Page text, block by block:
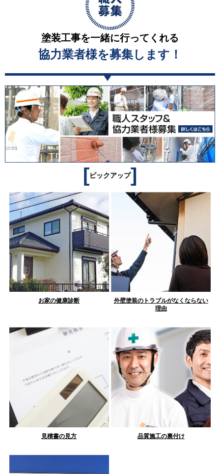
塗装工事を一緒に行ってくれる
協力業者様を募集します！
[ピックアップ]
お家の健康診断
外壁塗装のトラブルがなくならない
理由
見積書の見方 品質施工の裏付け